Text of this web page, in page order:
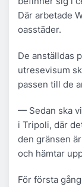
Där arbetade
oasstäder.
De anställdas
utresevisum
passen till de
— Sedan ska
i Tripoli, där
den gränsen
och hämtar
För första